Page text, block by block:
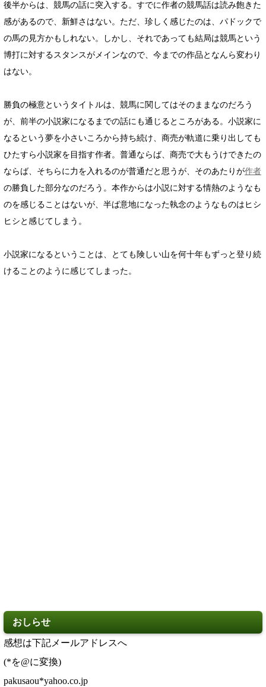
後半からは、競馬の話に突入する。すでに作者の競馬話は読み飽きた
感があるので、新鮮さはない。ただ、珍しく感じたのは、パドックで
の馬の見方かもしれない。しかし、それであっても結局は競馬という
博打に対するスタンスがメインなので、今までの作品となんら変わり
はない。
勝負の極意というタイトルは、競馬に関してはそのままなのだろう
が、前半の小説家になるまでの話にも通じるところがある。小説家に
なるという夢を小さいころから持ち続け、商売が軌道に乗り出しても
ひたすら小説家を目指す作者。普通ならば、商売で大もうけできたの
ならば、そちらに力を入れるのが普通だと思うが、そのあたりが作者
の勝負した部分なのだろう。本作からは小説に対する情熱のようなも
のを感じることはないが、半ば意地になった執念のようなものはヒシ
ヒシと感じてしまう。
小説家になるということは、とても険しい山を何十年もずっと登り続
けることのように感じてしまった。
おしらせ
感想は下記メールアドレスへ
(*を@に変換)
pakusaou*yahoo.co.jp